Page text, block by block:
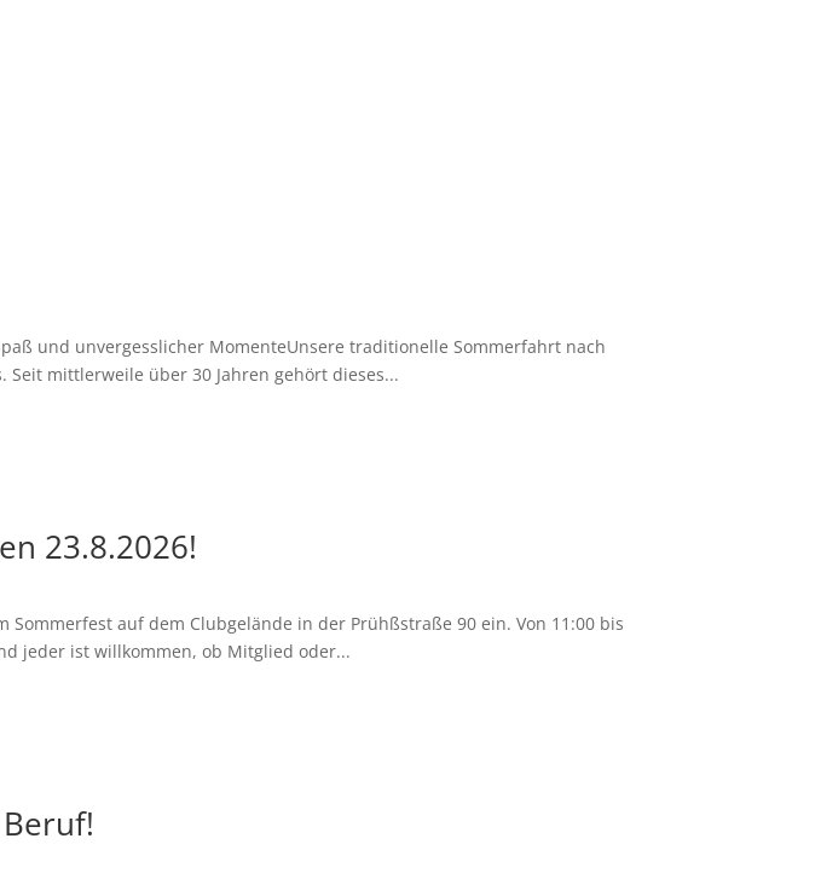
und unvergesslicher MomenteUnsere traditionelle Sommerfahrt nach
mittlerweile über 30 Jahren gehört dieses...
23.8.2026!
auf dem Clubgelände in der Prühßstraße 90 ein. Von 11:00 bis
jeder ist willkommen, ob Mitglied oder...